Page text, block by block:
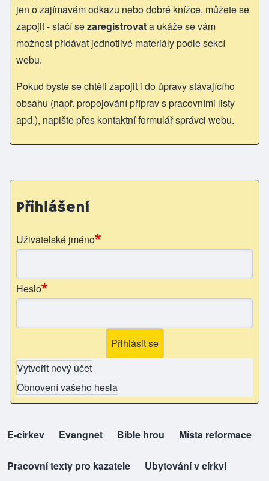
jen o zajímavém odkazu nebo dobré knížce, můžete se
zapojit - stačí sezaregistrovata ukáže se vám
možnost přidávat jednotlivé materiály podle sekcí
webu.
Pokud byste se chtěli zapojit i do úpravy stávajícího
obsahu (např. propojování příprav s pracovními listy
apd.), napište přes kontaktní formulář správci webu.
Přihlášení
Uživatelské jméno
Heslo
Vytvořit nový účet
Obnovení vašeho hesla
top-odkazy
E-cirkev
(opens in new tab)
Evangnet
(opens in new tab)Bible hrou
(opens in new tab)Místa reformace
(opens in new tab)
Pracovní texty pro kazatele
(opens in new tab) Ubytování v církvi
(opens in new tab)